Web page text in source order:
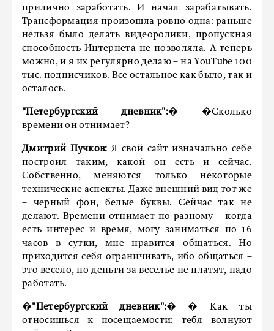
прилично заработать. И начал зарабатывать.
Трансформация произошла ровно одна: раньше
нельзя было делать видеоролики, пропускная
способность Интернета не позволяла. А теперь
можно, и я их регулярно делаю – на YouTube 100
тыс. подписчиков. Все остальное как было, так и
осталось.
"Петербургский дневник":� �Сколько
времени он отнимает?
Дмитрий Пучков: Я свой сайт изначально себе
построил таким, какой он есть и сейчас.
Собственно, меняются только некоторые
технические аспекты. Даже внешний вид тот же
– черный фон, белые буквы. Сейчас так не
делают. Времени отнимает по-разному – когда
есть интерес и время, могу заниматься по 16
часов в сутки, мне нравится общаться. Но
приходится себя ограничивать, ибо общаться –
это весело, но деньги за веселье не платят, надо
работать.
�"Петербургский дневник":� � Как ты
относишься к посещаемости: тебя волнуют